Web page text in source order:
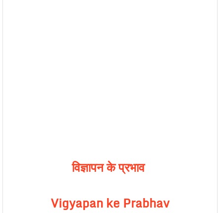
विज्ञापन के प्रभाव
Vigyapan ke Prabhav